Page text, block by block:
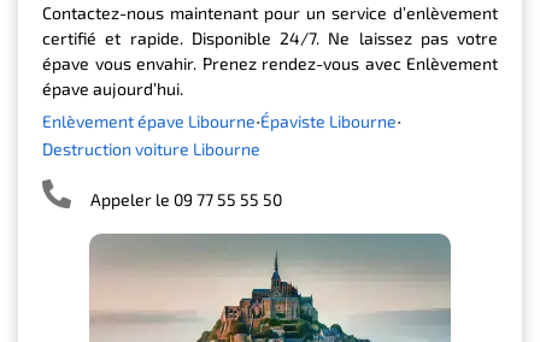
Contactez-nous maintenant pour un service d’enlèvement
certifié et rapide. Disponible 24/7. Ne laissez pas votre
épave vous envahir. Prenez rendez-vous avec Enlèvement
épave aujourd’hui.
Enlèvement épave Libourne
Épaviste Libourne
Destruction voiture Libourne
Appeler le 09 77 55 55 50